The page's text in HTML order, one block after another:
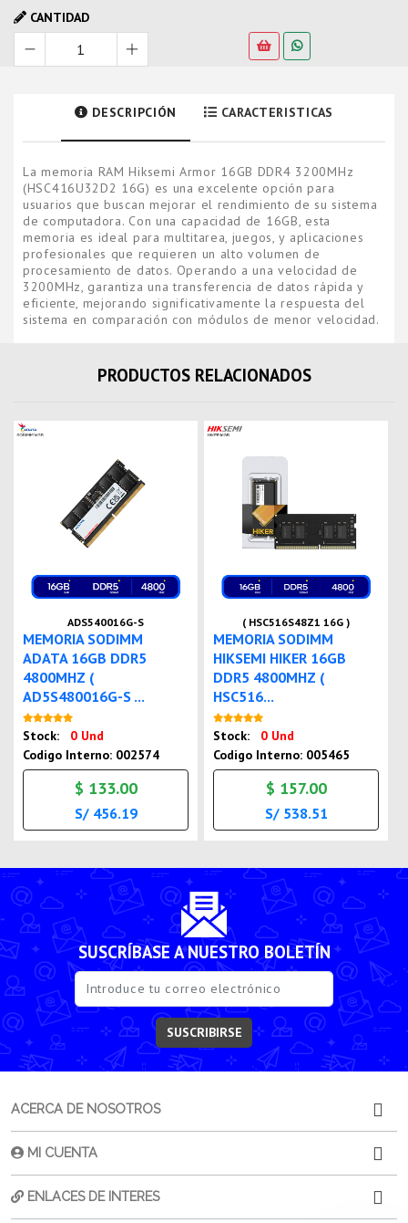
CANTIDAD
DESCRIPCIÓN CARACTERISTICAS
La memoria RAM Hiksemi Armor 16GB DDR4 3200MHz
(HSC416U32D2 16G) es una excelente opción para
usuarios que buscan mejorar el rendimiento de su sistema
de computadora. Con una capacidad de 16GB, esta
memoria es ideal para multitarea, juegos, y aplicaciones
profesionales que requieren un alto volumen de
procesamiento de datos. Operando a una velocidad de
3200MHz, garantiza una transferencia de datos rápida y
eficiente, mejorando significativamente la respuesta del
sistema en comparación con módulos de menor velocidad.
PRODUCTOS RELACIONADOS
ADS540016G-S
MEMORIA SODIMM
ADATA 16GB DDR5
4800MHZ (
AD5S480016G-S ...
Stock:
0 Und
Codigo Interno: 002574
$ 133.00
S/ 456.19
( HSC516S48Z1 16G )
MEMORIA SODIMM
HIKSEMI HIKER 16GB
DDR5 4800MHZ (
HSC516...
Stock:
0 Und
Codigo Interno: 005465
$ 157.00
S/ 538.51
SUSCRÍBASE A NUESTRO BOLETÍN
SUSCRIBIRSE
ACERCA DE NOSOTROS
MI CUENTA
ENLACES DE INTERES